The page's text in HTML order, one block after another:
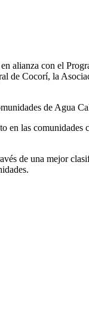
en alianza con el
de Cocorí, la
de Agua
las comunidades
de una mejor